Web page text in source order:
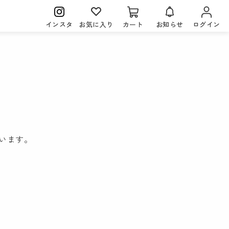
インスタ お気に入り カート お知らせ ログイン
ます。